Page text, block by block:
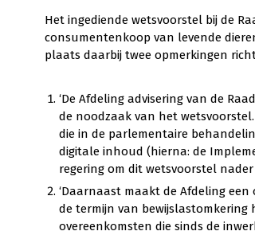
Het ingediende wetsvoorstel bij de
consumentenkoop van levende
plaats daarbij twee opmerkingen
‘De Afdeling advisering van de
de noodzaak van het
die in de parlementaire
digitale inhoud (hierna: de
regering om dit wetsvoorstel
‘Daarnaast maakt de Afdeling
de termijn van bewijslastomkering
overeenkomsten die sinds de